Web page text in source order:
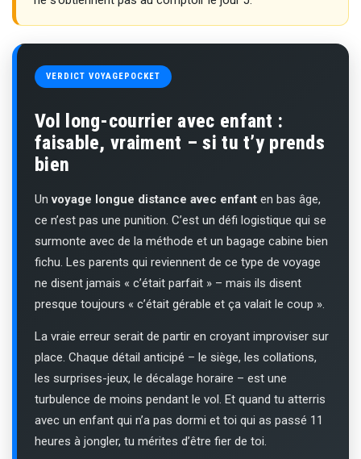
VERDICT VOYAGEPOCKET
Vol long-courrier avec enfant :
faisable, vraiment – si tu t’y prends
bien
Unvoyage longue distance avec enfant en bas âge,
ce n’est pas une punition. C’est un défi logistique qui se
surmonte avec de la méthode et un bagage cabine bien
fichu. Les parents qui reviennent de ce type de voyage
ne disent jamais « c’était parfait » – mais ils disent
presque toujours « c’était gérable et ça valait le coup ».
La vraie erreur serait de partir en croyant improviser sur
place. Chaque détail anticipé – le siège, les collations,
les surprises-jeux, le décalage horaire – est une
turbulence de moins pendant le vol. Et quand tu atterris
avec un enfant qui n’a pas dormi et toi qui as passé 11
heures à jongler, tu mérites d’être fier de toi.